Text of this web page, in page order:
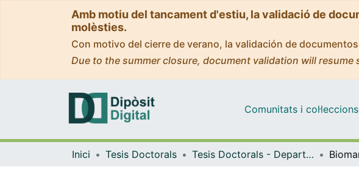
Amb motiu del tancament d'estiu, la validació de
molèsties.
Con motivo del cierre de verano, la validación de
Due to the summer closure, document validation will
Comunitats i col·leccions
Inici Tesis Doctorals Tesis Doctorals - Departament - Bioquímica i Biologia Molecular (Farmàcia)